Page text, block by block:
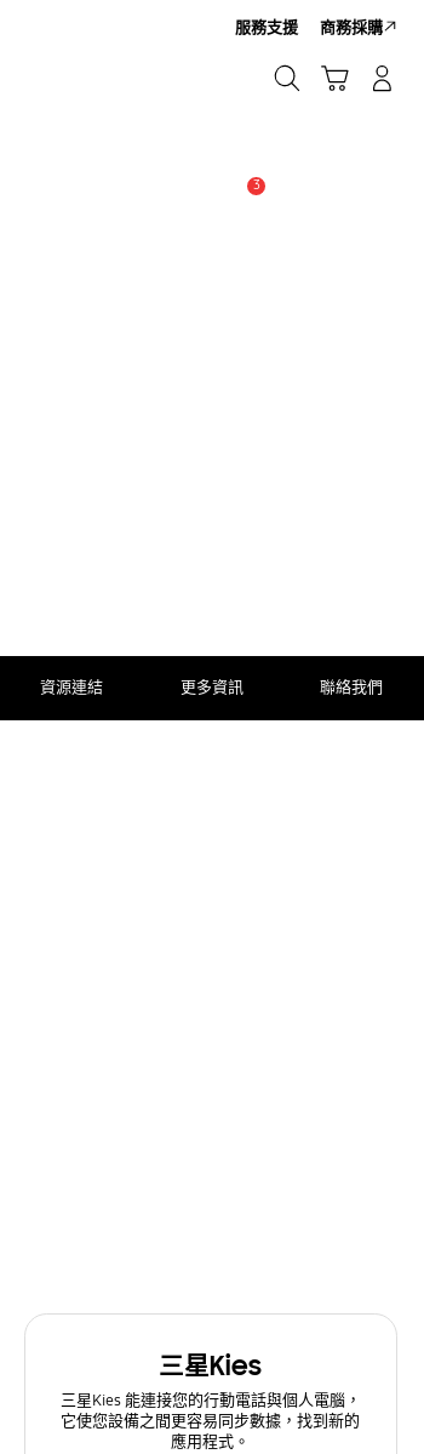
服務支援 商務採購
3
資源連結 更多資訊 聯絡我們
三星Kies
三星Kies 能連接您的行動電話與個人電腦，
它使您設備之間更容易同步數據，找到新的
應用程式。